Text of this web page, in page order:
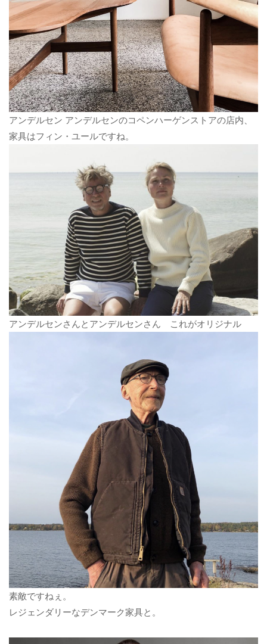
アンデルセン アンデルセンのコペンハーゲンストアの店内、
家具はフィン・ユールですね。
アンデルセンさんとアンデルセンさん これがオリジナル
素敵ですねぇ。
レジェンダリーなデンマーク家具と。